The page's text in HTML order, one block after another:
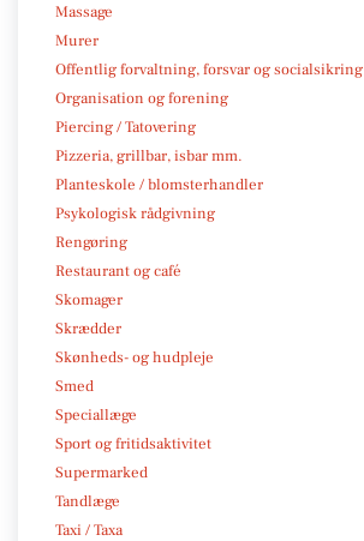
Massage
Murer
Offentlig forvaltning, forsvar og socialsikring
Organisation og forening
Piercing / Tatovering
Pizzeria, grillbar, isbar mm.
Planteskole / blomsterhandler
Psykologisk rådgivning
Rengøring
Restaurant og café
Skomager
Skrædder
Skønheds- og hudpleje
Smed
Speciallæge
Sport og fritidsaktivitet
Supermarked
Tandlæge
Taxi / Taxa